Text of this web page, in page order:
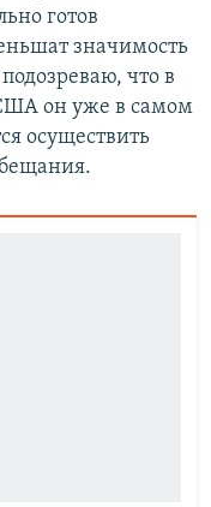
готов
значимость
что в
он уже в самом
осуществить